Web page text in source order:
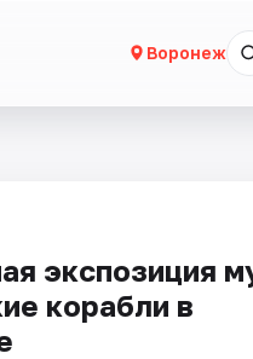
Воронеж
экспозиция
корабли в